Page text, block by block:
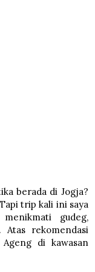
berada di Jogja?
trip kali ini saya
gudeg,
Atas rekomendasi
di kawasan